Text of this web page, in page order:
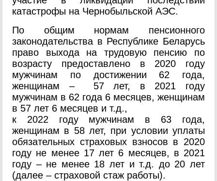
катастрофы на Чернобыльской АЭС.
По общим нормам пенсионного
законодательства в Республике Беларусь
право выхода на трудовую пенсию по
возрасту предоставлено в 2020 году
мужчинам по достижении 62 года,
женщинам – 57 лет, в 2021 году
мужчинам в 62 года 6 месяцев, женщинам
в 57 лет 6 месяцев и т.д.,
к 2022 году мужчинам в 63 года,
женщинам в 58 лет, при условии уплаты
обязательных страховых взносов в 2020
году не менее 17 лет 6 месяцев, в 2021
году – не менее 18 лет и т.д. до 20 лет
(далее – страховой стаж работы).